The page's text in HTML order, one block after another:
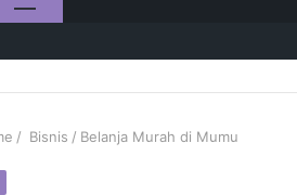
/ Bisnis / Belanja Murah di Mumu